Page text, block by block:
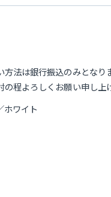
法は銀行振込のみとなり
程よろしくお願い申し上
ホワイト